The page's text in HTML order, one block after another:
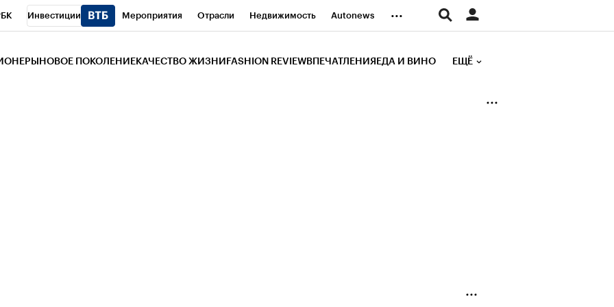
Инвестиции Мероприятия Отрасли Недвижимость Autonews ...
НОВОЕ ПОКОЛЕНИЕ КАЧЕСТВО ЖИЗНИ FASHION REVIEW ВПЕЧАТЛЕНИЯ ЕДА И ВИНО ЕЩЁ